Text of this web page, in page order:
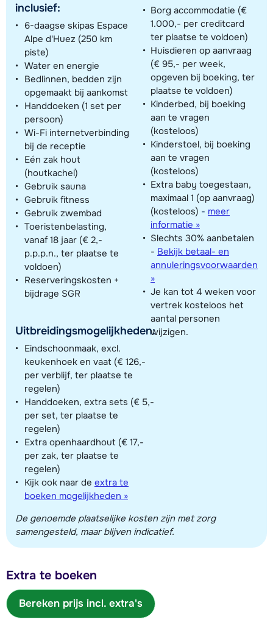
inclusief:
6-daagse skipas Espace
Alpe d'Huez (250 km
piste)
Water en energie
Bedlinnen, bedden zijn
opgemaakt bij aankomst
Handdoeken (1 set per
persoon)
Wi-Fi internetverbinding
bij de receptie
Eén zak hout
(houtkachel)
Gebruik sauna
Gebruik fitness
Gebruik zwembad
Toeristenbelasting,
vanaf 18 jaar (€ 2,-
p.p.p.n., ter plaatse te
voldoen)
Reserveringskosten +
bijdrage SGR
Uitbreidingsmogelijkheden:
Eindschoonmaak, excl.
keukenhoek en vaat (€ 126,-
per verblijf, ter plaatse te
regelen)
Handdoeken, extra sets (€ 5,-
per set, ter plaatse te
regelen)
Extra openhaardhout (€ 17,-
per zak, ter plaatse te
regelen)
Kijk ook naar de extra te
boeken mogelijkheden »
Borg accommodatie (€
1.000,- per creditcard
ter plaatse te voldoen)
Huisdieren op aanvraag
(€ 95,- per week,
opgeven bij boeking, ter
plaatse te voldoen)
Kinderbed, bij boeking
aan te vragen
(kosteloos)
Kinderstoel, bij boeking
aan te vragen
(kosteloos)
Extra baby toegestaan,
maximaal 1 (op aanvraag)
(kosteloos) - meer
informatie »
Slechts 30% aanbetalen
- Bekijk betaal- en
annuleringsvoorwaarden
»
Je kan tot 4 weken voor
vertrek kosteloos het
aantal personen
wijzigen.
De genoemde plaatselijke kosten zijn met zorg
samengesteld, maar blijven indicatief.
Extra te boeken
Bereken prijs incl. extra's